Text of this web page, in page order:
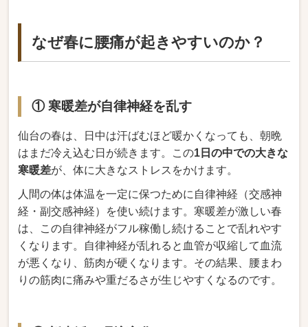
なぜ春に腰痛が起きやすいのか？
① 寒暖差が自律神経を乱す
仙台の春は、日中は汗ばむほど暖かくなっても、朝晩
はまだ冷え込む日が続きます。この1日の中での大きな
寒暖差が、体に大きなストレスをかけます。
人間の体は体温を一定に保つために自律神経（交感神
経・副交感神経）を使い続けます。寒暖差が激しい春
は、この自律神経がフル稼働し続けることで乱れやす
くなります。自律神経が乱れると血管が収縮して血流
が悪くなり、筋肉が硬くなります。その結果、腰まわ
りの筋肉に痛みや重だるさが生じやすくなるのです。